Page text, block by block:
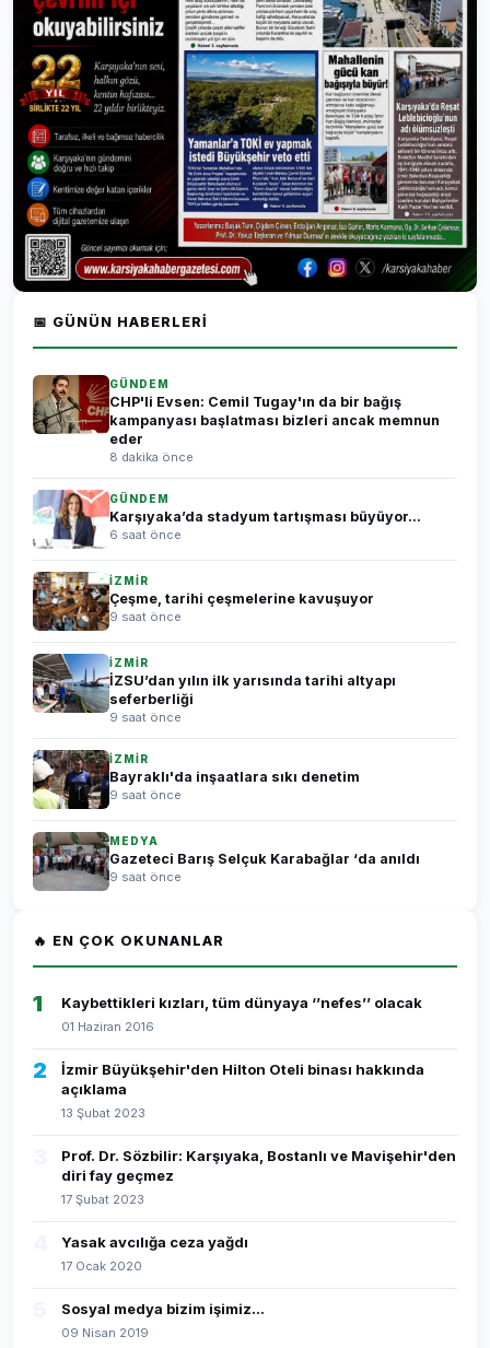
📅 GÜNÜN HABERLERI
GÜNDEM
CHP'li Evsen: Cemil Tugay'ın da bir bağış
kampanyası başlatması bizleri ancak memnun
eder
8 dakika önce
GÜNDEM
Karşıyaka’da stadyum tartışması büyüyor...
6 saat önce
İZMİR
Çeşme, tarihi çeşmelerine kavuşuyor
9 saat önce
İZMİR
İZSU’dan yılın ilk yarısında tarihi altyapı
seferberliği
9 saat önce
İZMİR
Bayraklı'da inşaatlara sıkı denetim
9 saat önce
MEDYA
Gazeteci Barış Selçuk Karabağlar ‘da anıldı
9 saat önce
🔥 EN ÇOK OKUNANLAR
1 Kaybettikleri kızları, tüm dünyaya ‘’nefes’’ olacak
01 Haziran 2016
2
İzmir Büyükşehir'den Hilton Oteli binası hakkında
açıklama
13 Şubat 2023
Prof. Dr. Sözbilir: Karşıyaka, Bostanlı ve Mavişehir'den
diri fay geçmez
17 Şubat 2023
Yasak avcılığa ceza yağdı
17 Ocak 2020
Sosyal medya bizim işimiz...
09 Nisan 2019